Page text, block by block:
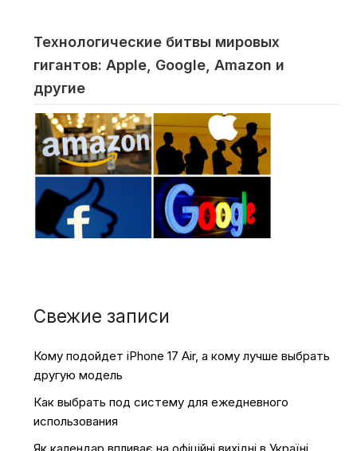
Технологические битвы мировых
гигантов: Apple, Google, Amazon и
другие
Свежие записи
Кому подойдет iPhone 17 Air, а кому лучше выбрать
другую модель
Как выбрать под систему для ежедневного
использования
Як календар впливає на офіційні вихідні в Україні